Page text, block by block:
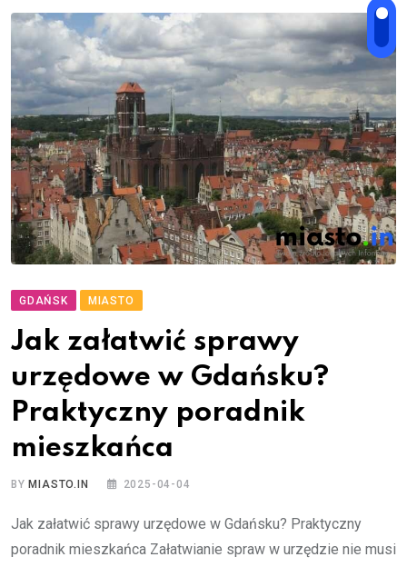
GDAŃSK MIASTO
Jak załatwić sprawy
urzędowe w Gdańsku?
Praktyczny poradnik
mieszkańca
BYMIASTO.IN 2025-04-04
Jak załatwić sprawy urzędowe w Gdańsku? Praktyczny
poradnik mieszkańca Załatwianie spraw w urzędzie nie musi